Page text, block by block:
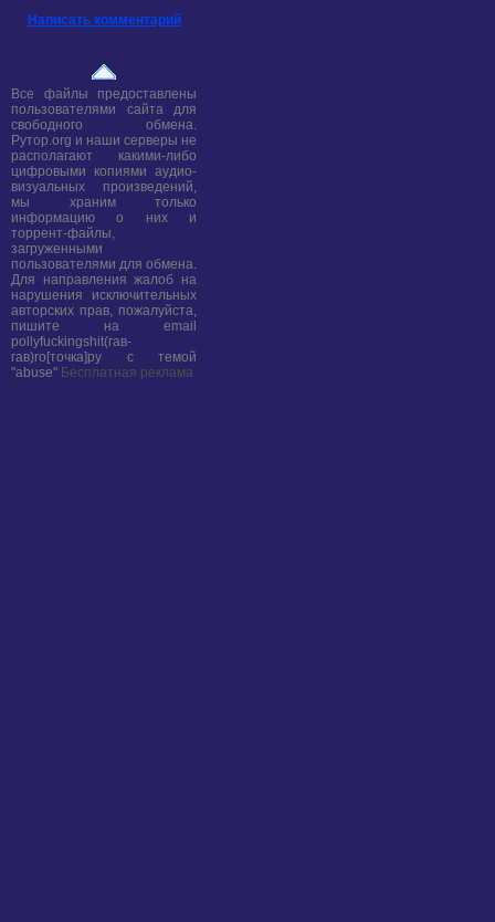
Написать комментарий
Все файлы предоставлены
пользователями сайта для
свободного обмена.
Рутор.org и наши серверы не
располагают какими-либо
цифровыми копиями аудио-
визуальных произведений,
мы храним только
информацию о них и
торрент-файлы,
загруженными
пользователями для обмена.
Для направления жалоб на
нарушения исключительных
авторских прав, пожалуйста,
пишите на email
pollyfuckingshit(гав-
гав)ro[точка]ру с темой
"abuse" Бесплатная реклама